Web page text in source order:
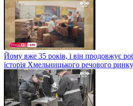
Йому вже 35 років, і він продовжує
історія Хмельницького речового ринку